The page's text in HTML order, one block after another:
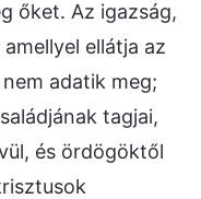
őket. Az igazság,
ellátja az
adatik meg;
tagjai,
és ördögöktől